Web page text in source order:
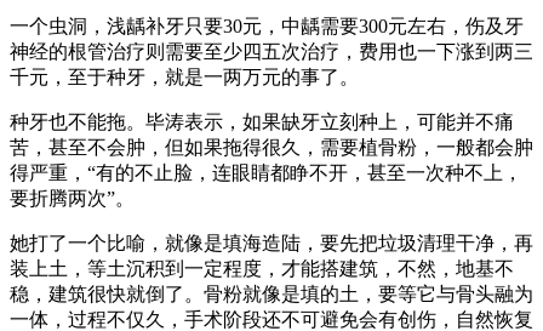
一个虫洞，浅龋补牙只要30元，中龋需要300元左右，伤及牙
神经的根管治疗则需要至少四五次治疗，费用也一下涨到两三
千元，至于种牙，就是一两万元的事了。
种牙也不能拖。毕涛表示，如果缺牙立刻种上，可能并不痛
苦，甚至不会肿，但如果拖得很久，需要植骨粉，一般都会肿
得严重，“有的不止脸，连眼睛都睁不开，甚至一次种不上，
要折腾两次”。
她打了一个比喻，就像是填海造陆，要先把垃圾清理干净，再
装上土，等土沉积到一定程度，才能搭建筑，不然，地基不
稳，建筑很快就倒了。骨粉就像是填的土，要等它与骨头融为
一体，过程不仅久，手术阶段还不可避免会有创伤，自然恢复